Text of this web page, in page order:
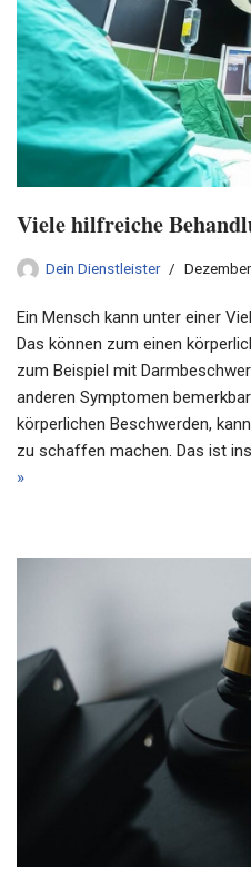
Viele hilfreiche
Dein Dienstleister
Ein Mensch kann unter einer
Das können zum einen
zum Beispiel mit
anderen Symptomen
körperlichen Beschwerden,
zu schaffen machen. Das ist
»